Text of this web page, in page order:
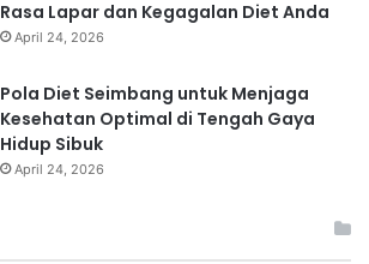
Rasa Lapar dan Kegagalan Diet Anda
April 24, 2026
Pola Diet Seimbang untuk Menjaga
Kesehatan Optimal di Tengah Gaya
Hidup Sibuk
April 24, 2026